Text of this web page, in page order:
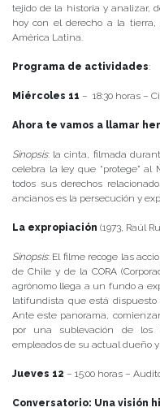
tejido de la historia y analizar,
hoy con el derecho a la
América Latina.
Programa de actividades:
Miércoles 11 – 18:30 horas –
Ahora te vamos a llamar
Sinopsis: la cinta, filmada
celebra la ley que “protege”
todos sus derechos
ancianos es la persecución y
La expropiación (1973, Raúl
Sinopsis: El filme recoge las
de Chile y de la CORA
agrónomo llega a un fundo a
latifundista que está dispuesto
Ante este panorama,
por una sublevación de los
empleados de su actual dueño
Jueves 12 – 15:00 horas –
Conversatorio: Una visión